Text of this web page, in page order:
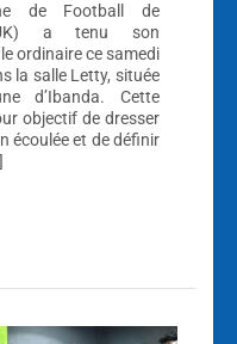
de Football de
a tenu son
ordinaire ce samedi
la salle Letty, située
d’Ibanda. Cette
objectif de dresser
écoulée et de définir